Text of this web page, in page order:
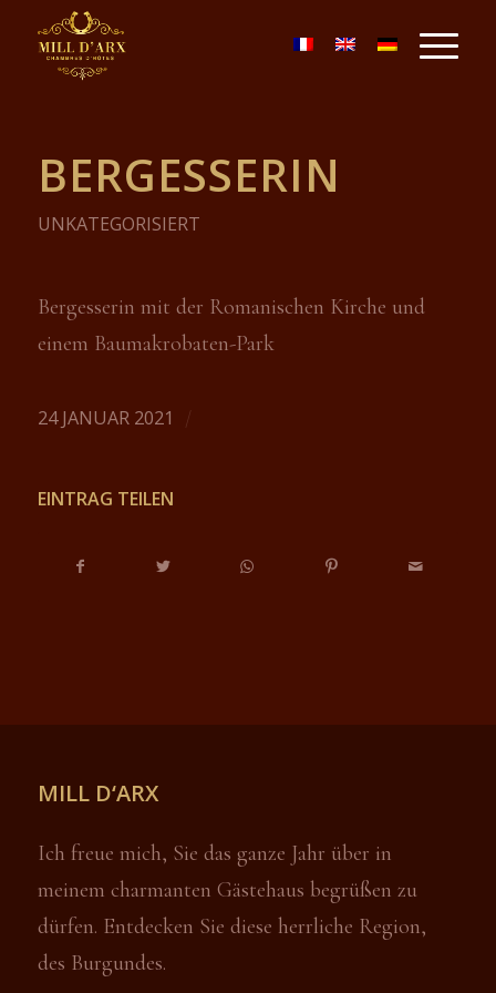
BERGESSERIN
UNKATEGORISIERT
Bergesserin mit der Romanischen Kirche und
einem Baumakrobaten-Park
24 JANUAR 2021 /
EINTRAG TEILEN
MILL D‘ARX
Ich freue mich, Sie das ganze Jahr über in
meinem charmanten Gästehaus begrüßen zu
dürfen. Entdecken Sie diese herrliche Region,
des Burgundes.